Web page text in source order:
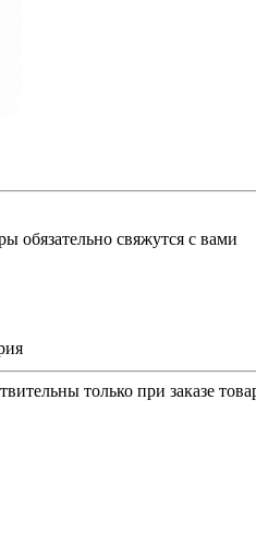
обязательно свяжутся с вами
только при заказе